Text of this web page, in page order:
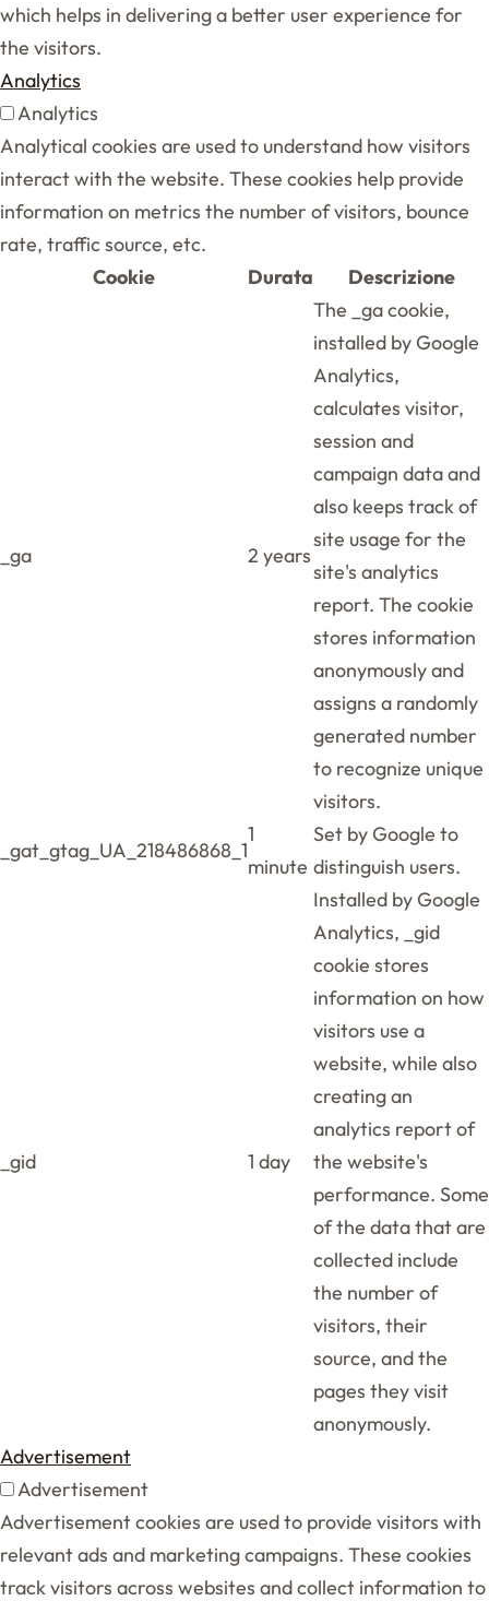
which helps in delivering a better user experience for
the visitors.
Analytics
Analytics
Analytical cookies are used to understand how visitors
interact with the website. These cookies help provide
information on metrics the number of visitors, bounce
rate, traffic source, etc.
Cookie
Durata Descrizione
_ga 2 years
The _ga cookie,
installed by Google
Analytics,
calculates visitor,
session and
campaign data and
also keeps track of
site usage for the
site's analytics
report. The cookie
stores information
anonymously and
assigns a randomly
generated number
to recognize unique
visitors.
_gat_gtag_UA_218486868_1
1
minute
Set by Google to
distinguish users.
_gid 1 day
Installed by Google
Analytics, _gid
cookie stores
information on how
visitors use a
website, while also
creating an
analytics report of
the website's
performance. Some
of the data that are
collected include
the number of
visitors, their
source, and the
pages they visit
anonymously.
Advertisement
Advertisement
Advertisement cookies are used to provide visitors with
relevant ads and marketing campaigns. These cookies
track visitors across websites and collect information to